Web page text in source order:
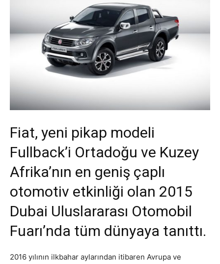
Fiat, yeni pikap modeli
Fullback’i Ortadoğu ve Kuzey
Afrika’nın en geniş çaplı
otomotiv etkinliği olan 2015
Dubai Uluslararası Otomobil
Fuarı’nda tüm dünyaya tanıttı.
2016 yılının ilkbahar aylarından itibaren Avrupa ve